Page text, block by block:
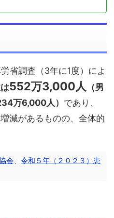
省調査（3年に1度）によ
552万3,000人 （男
万6,000人） であり、
減があるものの、全体的
会、 令和５年（２０２３）患